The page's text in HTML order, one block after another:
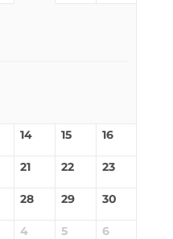
14 15 16
21 22 23
28 29 30
4 5 6